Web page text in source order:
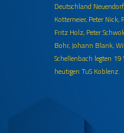
Deutschland
Kottemeier, Peter
Fritz Holz, Peter
Bohr, Johann Blank,
Schellenbach legten
heutigen TuS Koblenz.